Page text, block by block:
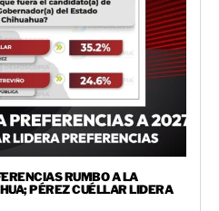
RUMBO A LA
PÉREZ CUÉLLAR LIDERA